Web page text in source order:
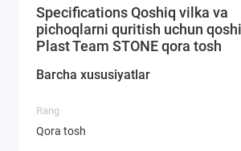
Specifications Qoshiq vilka va
pichoqlarni quritish uchun
Plast Team STONE qora tosh
Barcha xususiyatlar
Rang
Qora tosh